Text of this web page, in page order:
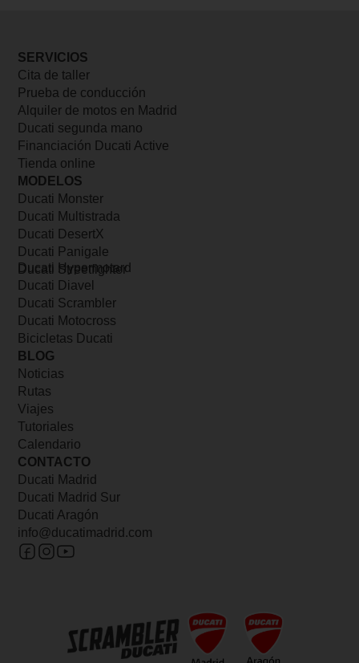
SERVICIOS
Cita de taller
Prueba de conducción
Alquiler de motos en Madrid
Ducati segunda mano
Financiación Ducati Active
Tienda online
MODELOS
Ducati Monster
Ducati Multistrada
Ducati DesertX
Ducati Panigale
Ducati Streetfighter
Ducati Hypermotard
Ducati Diavel
Ducati Scrambler
Ducati Motocross
Bicicletas Ducati
BLOG
Noticias
Rutas
Viajes
Tutoriales
Calendario
CONTACTO
Ducati Madrid
Ducati Madrid Sur
Ducati Aragón
info@ducatimadrid.com